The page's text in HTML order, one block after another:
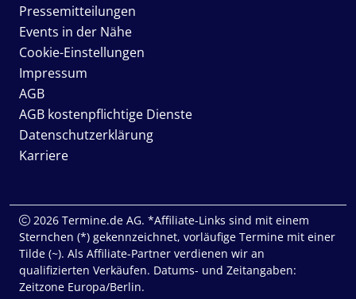
Pressemitteilungen
Events in der Nähe
Cookie-Einstellungen
Impressum
AGB
AGB kostenpflichtige Dienste
Datenschutzerklärung
Karriere
2026 Termine.de AG. *Affiliate-Links sind mit einem
Sternchen (*) gekennzeichnet, vorläufige Termine mit einer
Tilde (~). Als Affiliate-Partner verdienen wir an
qualifizierten Verkäufen. Datums- und Zeitangaben:
Zeitzone Europa/Berlin.